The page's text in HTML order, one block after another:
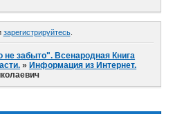
зарегистрируйтесь.
не забыто". Всенародная Книга
» Информация из Интернет.